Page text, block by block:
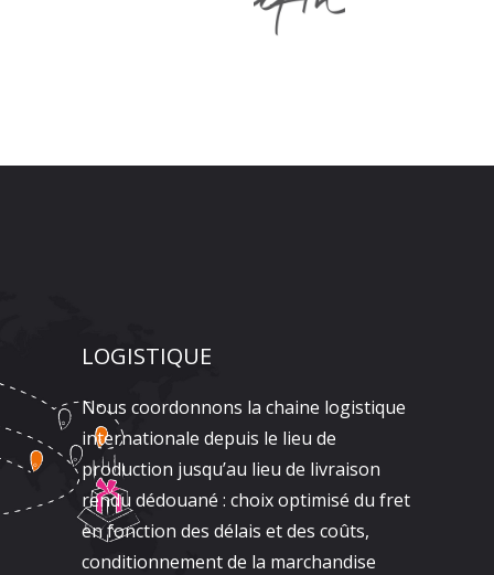
LOGISTIQUE
Nous coordonnons la chaine logistique
internationale depuis le lieu de
production jusqu’au lieu de livraison
rendu dédouané : choix optimisé du fret
en fonction des délais et des coûts,
conditionnement de la marchandise